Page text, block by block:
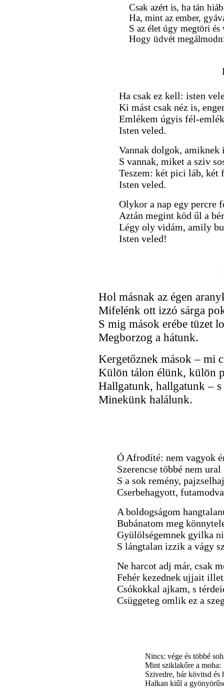
Csak azért is, ha tán
Ha, mint az ember,
S az élet úgy megtöri és
Hogy üdvét
Ha csak ez kell: isten
Ki mást csak néz is,
Emlékem úgyis fél-
Isten veled.
Vannak dolgok, amiknek
S vannak, miket a sziv
Teszem: két pici láb, két
Isten veled.
Olykor a nap egy percre
Aztán megint köd űl a
Légy oly vidám, amily
Isten veled!
Hol másnak az égen
Mifelénk ott izzó sárga
S mig mások erébe tüzet
Megborzog a hátunk.
Kergetőznek mások – mi
Külön tálon élünk, külön
Hallgatunk, hallgatunk –
Minekünk halálunk.
Ó Afrodíté: nem vagyok
Szerencse többé nem ural
S a sok remény,
Cserbehagyott,
A boldogságom
Bubánatom meg
Gyülölségemnek gyilka
S lángtalan izzik a vágy
Ne harcot adj már, csak
Fehér kezednek ujjait
Csókokkal ajkam, s
Csüggeteg omlik ez a
Nincs: vége és többé
Mint sziklakőre a moha:
Szivedre, bár kövitsd és
Halkan kiűl a